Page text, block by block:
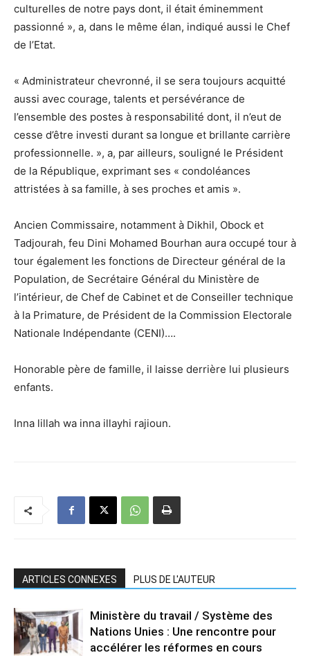
culturelles de notre pays dont, il était éminemment
passionné », a, dans le même élan, indiqué aussi le Chef
de l’Etat.
« Administrateur chevronné, il se sera toujours acquitté
aussi avec courage, talents et persévérance de
l’ensemble des postes à responsabilité dont, il n’eut de
cesse d’être investi durant sa longue et brillante carrière
professionnelle. », a, par ailleurs, souligné le Président
de la République, exprimant ses « condoléances
attristées à sa famille, à ses proches et amis ».
Ancien Commissaire, notamment à Dikhil, Obock et
Tadjourah, feu Dini Mohamed Bourhan aura occupé tour à
tour également les fonctions de Directeur général de la
Population, de Secrétaire Général du Ministère de
l’intérieur, de Chef de Cabinet et de Conseiller technique
à la Primature, de Président de la Commission Electorale
Nationale Indépendante (CENI)….
Honorable père de famille, il laisse derrière lui plusieurs
enfants.
Inna lillah wa inna illayhi rajioun.
ARTICLES CONNEXES PLUS DE L'AUTEUR
Ministère du travail / Système des
Nations Unies : Une rencontre pour
accélérer les réformes en cours